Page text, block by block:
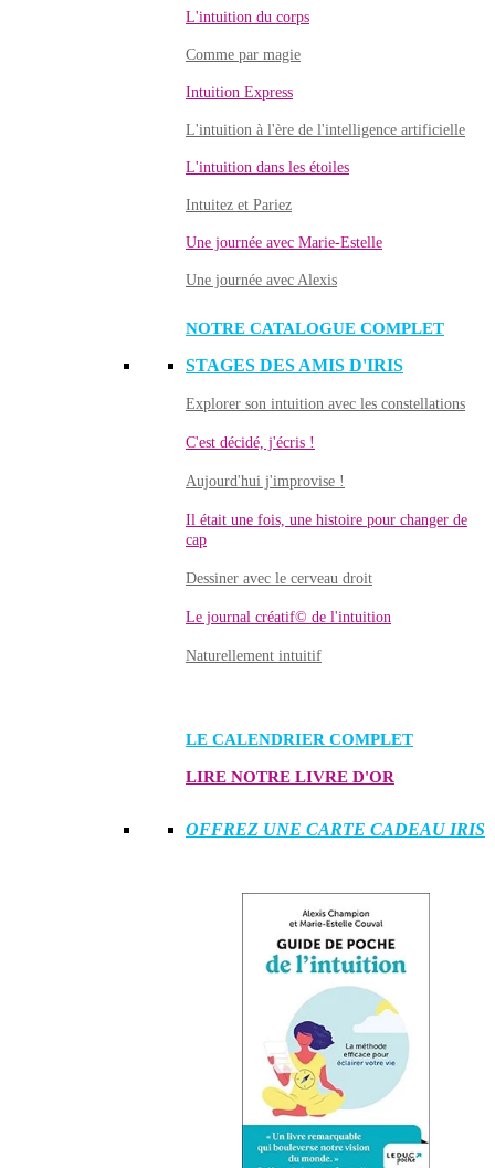
L'intuition du corps
Comme par magie
Intuition Express
L'intuition à l'ère de l'intelligence artificielle
L'intuition dans les étoiles
Intuitez et Pariez
Une journée avec Marie-Estelle
Une journée avec Alexis
NOTRE CATALOGUE COMPLET
STAGES DES AMIS D'IRIS
Explorer son intuition avec les constellations
C'est décidé, j'écris !
Aujourd'hui j'improvise !
Il était une fois, une histoire pour changer de
cap
Dessiner avec le cerveau droit
Le journal créatif© de l'intuition
Naturellement intuitif
LE CALENDRIER COMPLET
LIRE NOTRE LIVRE D'OR
OFFREZ UNE CARTE CADEAU IRIS